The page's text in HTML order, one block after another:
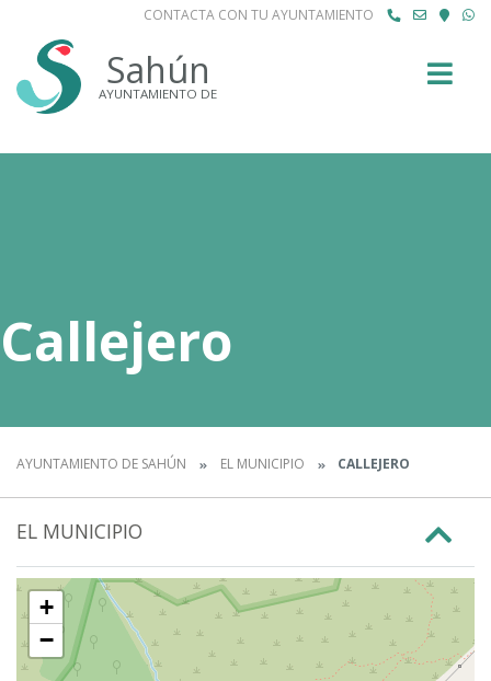
CONTACTA CON TU AYUNTAMIENTO
Sahún
AYUNTAMIENTO DE
Callejero
AYUNTAMIENTO DE SAHÚN EL MUNICIPIO CALLEJERO
EL MUNICIPIO
+
−